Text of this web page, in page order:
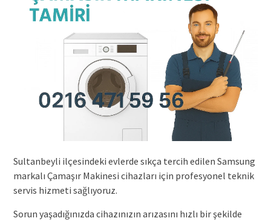
Sultanbeyli ilçesindeki evlerde sıkça tercih edilen Samsung
markalı Çamaşır Makinesi cihazları için profesyonel teknik
servis hizmeti sağlıyoruz.
Sorun yaşadığınızda cihazınızın arızasını hızlı bir şekilde